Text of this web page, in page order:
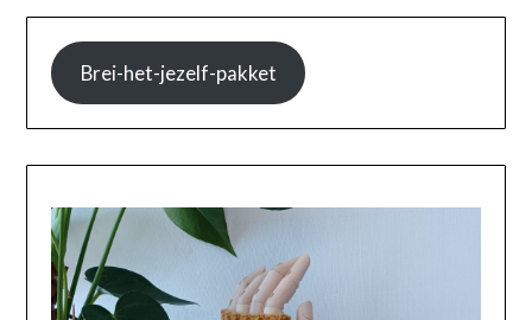
Brei-het-jezelf-pakket